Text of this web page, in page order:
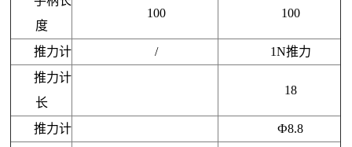
度
100 100
推力计 /
1N推力
推力计
长
18
推力计
Ф8.8